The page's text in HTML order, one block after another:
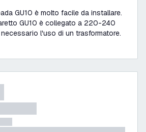
GU10 è molto facile da installare.
GU10 è collegato a 220-240
l'uso di un trasformatore.